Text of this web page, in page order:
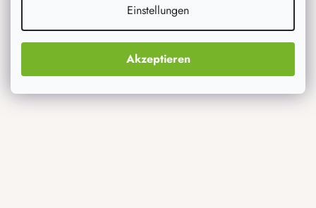
Einstellungen
Akzeptieren
Was interessiert dich am meisten